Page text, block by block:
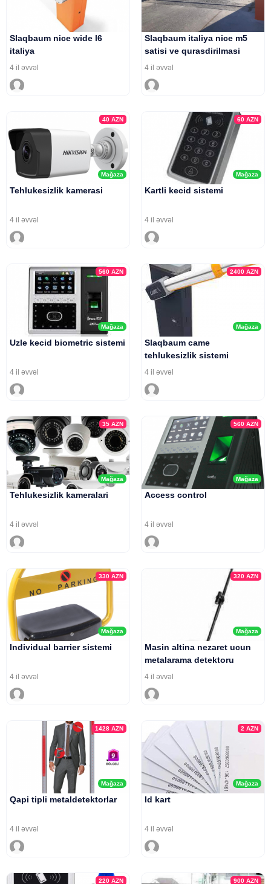
Slaqbaum nice wide l6
italiya
4 il əvvəl
Slaqbaum italiya nice m5
satisi ve qurasdirilmasi
4 il əvvəl
Mağaza
40AZN
Tehlukesizlik kamerasi
4 il əvvəl
Mağaza
60 AZN
Kartli kecid sistemi
4 il əvvəl
Mağaza
560AZN
Uzle kecid biometric sistemi
4 il əvvəl
Mağaza
2400 AZN
Slaqbaum came
tehlukesizlik sistemi
4 il əvvəl
Mağaza
35AZN
Tehlukesizlik kameralari
4 il əvvəl
Mağaza
560 AZN
Access control
4 il əvvəl
Mağaza
330AZN
Individual barrier sistemi
4 il əvvəl
Mağaza
320 AZN
Masin altina nezaret ucun
metalarama detektoru
4 il əvvəl
Mağaza
1428AZN
Qapi tipli metaldetektorlar
4 il əvvəl
Mağaza
2 AZN
Id kart
4 il əvvəl
220AZN 900 AZN